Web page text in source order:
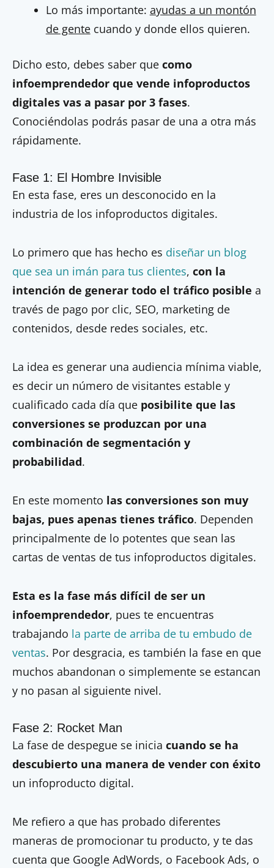
Lo más importante: ayudas a un montón
de gentecuando y donde ellos quieren.
Dicho esto, debes saber que como
infoemprendedor que vende infoproductos
digitales vas a pasar por 3 fases.
Conociéndolas podrás pasar de una a otra más
rápidamente.
Fase 1: El Hombre Invisible
En esta fase, eres un desconocido en la
industria de los infoproductos digitales.
Lo primero que has hecho es diseñar un blog
que sea un imán para tus clientes, con la
intención de generar todo el tráfico posible a
través de pago por clic, SEO, marketing de
contenidos, desde redes sociales, etc.
La idea es generar una audiencia mínima viable,
es decir un número de visitantes estable y
cualificado cada día que posibilite que las
conversiones se produzcan por una
combinación de segmentación y
probabilidad.
En este momento las conversiones son muy
bajas, pues apenas tienes tráfico. Dependen
principalmente de lo potentes que sean las
cartas de ventas de tus infoproductos digitales.
Esta es la fase más difícil de ser un
infoemprendedor, pues te encuentras
trabajando la parte de arriba de tu embudo de
ventas. Por desgracia, es también la fase en que
muchos abandonan o simplemente se estancan
y no pasan al siguiente nivel.
Fase 2: Rocket Man
La fase de despegue se inicia cuando se ha
descubierto una manera de vender con éxito
un infoproducto digital.
Me refiero a que has probado diferentes
maneras de promocionar tu producto, y te das
cuenta que Google AdWords, o Facebook Ads, o